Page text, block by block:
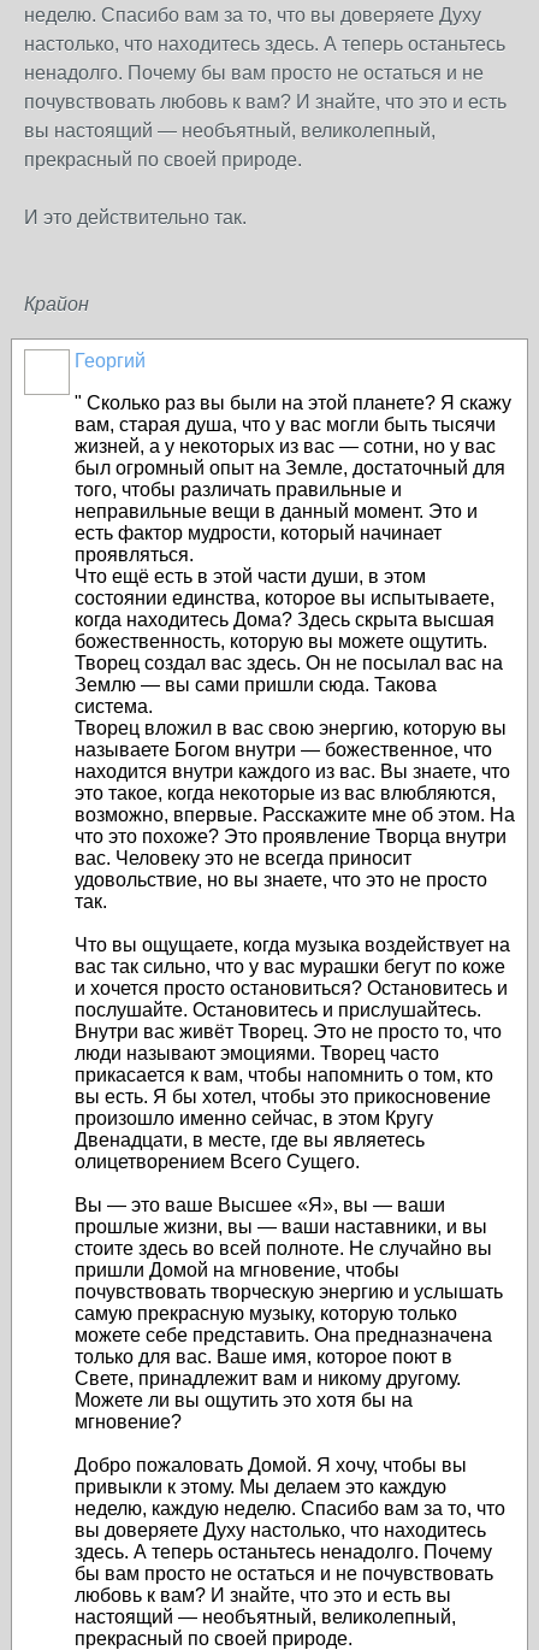
неделю. Спасибо вам за то, что вы доверяете Духу
настолько, что находитесь здесь. А теперь останьтесь
ненадолго. Почему бы вам просто не остаться и не
почувствовать любовь к вам? И знайте, что это и есть
вы настоящий — необъятный, великолепный,
прекрасный по своей природе.
И это действительно так.
Крайон
Георгий
" Сколько раз вы были на этой планете? Я скажу
вам, старая душа, что у вас могли быть тысячи
жизней, а у некоторых из вас — сотни, но у вас
был огромный опыт на Земле, достаточный для
того, чтобы различать правильные и
неправильные вещи в данный момент. Это и
есть фактор мудрости, который начинает
проявляться.
Что ещё есть в этой части души, в этом
состоянии единства, которое вы испытываете,
когда находитесь Дома? Здесь скрыта высшая
божественность, которую вы можете ощутить.
Творец создал вас здесь. Он не посылал вас на
Землю — вы сами пришли сюда. Такова
система.
Творец вложил в вас свою энергию, которую вы
называете Богом внутри — божественное, что
находится внутри каждого из вас. Вы знаете, что
это такое, когда некоторые из вас влюбляются,
возможно, впервые. Расскажите мне об этом. На
что это похоже? Это проявление Творца внутри
вас. Человеку это не всегда приносит
удовольствие, но вы знаете, что это не просто
так.
Что вы ощущаете, когда музыка воздействует на
вас так сильно, что у вас мурашки бегут по коже
и хочется просто остановиться? Остановитесь и
послушайте. Остановитесь и прислушайтесь.
Внутри вас живёт Творец. Это не просто то, что
люди называют эмоциями. Творец часто
прикасается к вам, чтобы напомнить о том, кто
вы есть. Я бы хотел, чтобы это прикосновение
произошло именно сейчас, в этом Кругу
Двенадцати, в месте, где вы являетесь
олицетворением Всего Сущего.
Вы — это ваше Высшее «Я», вы — ваши
прошлые жизни, вы — ваши наставники, и вы
стоите здесь во всей полноте. Не случайно вы
пришли Домой на мгновение, чтобы
почувствовать творческую энергию и услышать
самую прекрасную музыку, которую только
можете себе представить. Она предназначена
только для вас. Ваше имя, которое поют в
Свете, принадлежит вам и никому другому.
Можете ли вы ощутить это хотя бы на
мгновение?
Добро пожаловать Домой. Я хочу, чтобы вы
привыкли к этому. Мы делаем это каждую
неделю, каждую неделю. Спасибо вам за то, что
вы доверяете Духу настолько, что находитесь
здесь. А теперь останьтесь ненадолго. Почему
бы вам просто не остаться и не почувствовать
любовь к вам? И знайте, что это и есть вы
настоящий — необъятный, великолепный,
прекрасный по своей природе.